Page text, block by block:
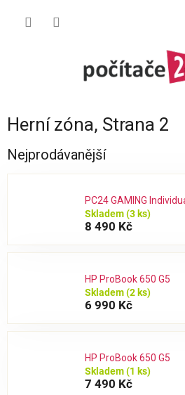
Herní zóna, Strana 2
Nejprodávanější
PC24 GAMING
Skladem(3 ks)
8 490 Kč
HP ProBook 650 G5
Skladem(2 ks)
6 990 Kč
HP ProBook 650 G5
Skladem(1 ks)
7 490 Kč